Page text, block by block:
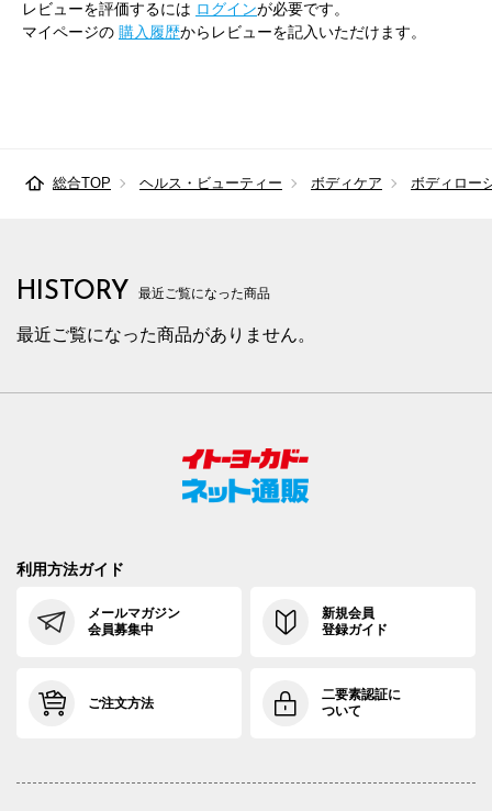
レビューを評価するには ログインが必要です。
マイページの 購入履歴からレビューを記入いただけます。
総合TOP ヘルス・ビューティー ボディケア ボディロー
HISTORY 最近ご覧になった商品
最近ご覧になった商品がありません。
利用方法ガイド
メールマガジン
会員募集中
新規会員
登録ガイド
ご注文方法
二要素認証に
ついて